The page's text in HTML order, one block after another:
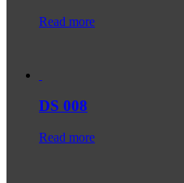
Read more
DS 008
Read more